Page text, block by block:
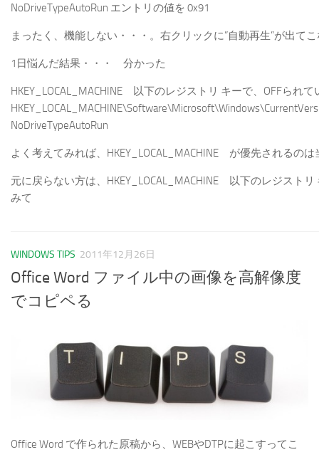
NoDriveTypeAutoRun エントリの値を 0x91
まったく、機能しない・・・。右クリックに”自動再生”が出て
1日悩んだ結果・・・ 分かった
HKEY_LOCAL_MACHINE 以下のレジストリ キーで、OFFられて
NoDriveTypeAutoRun
よく考えてみれば、HKEY_LOCAL_MACHINE が優先されるのは
元に戻らない方は、HKEY_LOCAL_MACHINE 以下のレジスト
みて
WINDOWS TIPS 2011年12月26日
Office Word ファイル中の画像を高解像度
でコピペる
Office Word で作られた原稿から、WEBやDTPに起こすってこ